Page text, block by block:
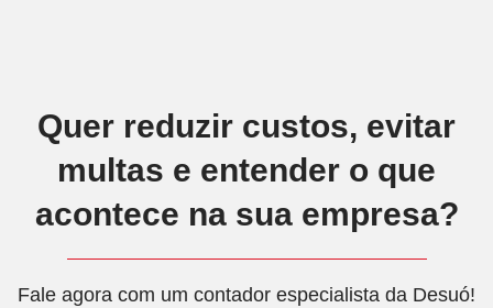
Quer reduzir custos, evitar
multas e entender o que
acontece na sua empresa?
Fale agora com um contador especialista da Desuó!